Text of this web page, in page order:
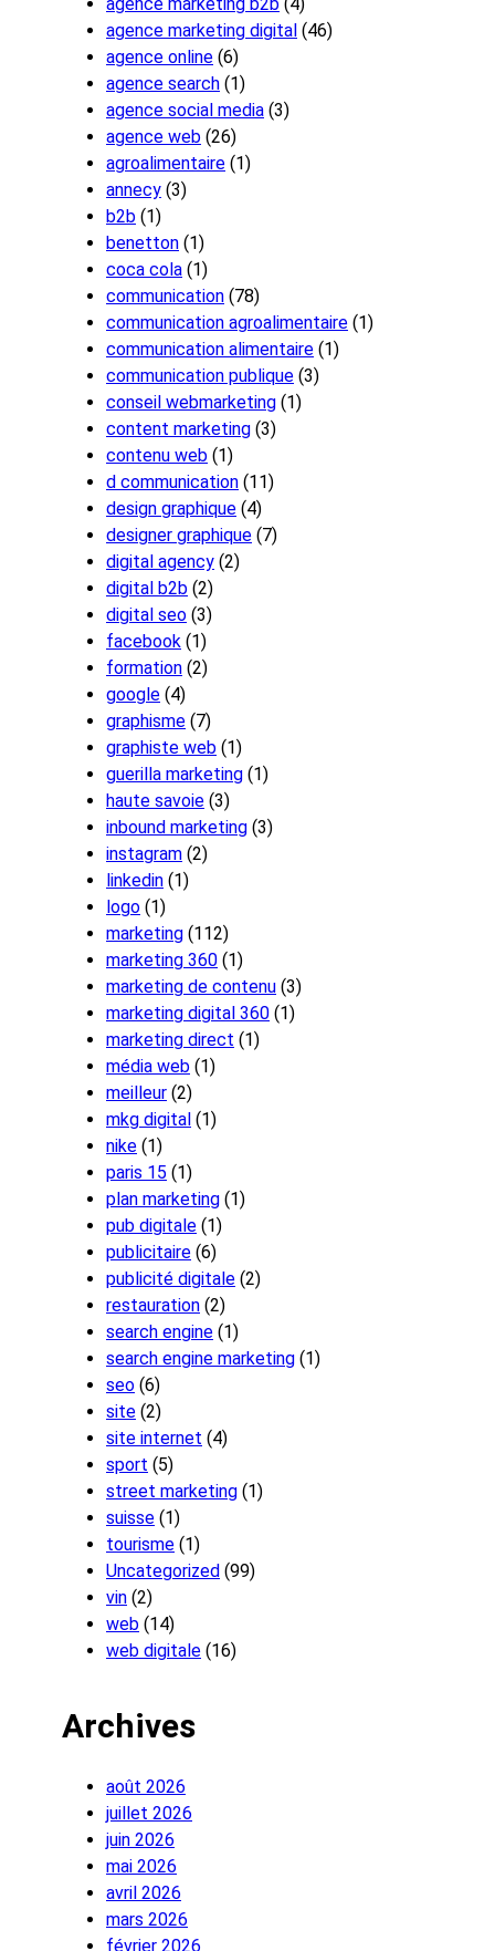
agence marketing digital (46)
agence online (6)
agence search (1)
agence social media (3)
agence web (26)
agroalimentaire (1)
annecy (3)
b2b (1)
benetton (1)
coca cola (1)
communication (78)
communication agroalimentaire (1)
communication alimentaire (1)
communication publique (3)
conseil webmarketing (1)
content marketing (3)
contenu web (1)
d communication (11)
design graphique (4)
designer graphique (7)
digital agency (2)
digital b2b (2)
digital seo (3)
facebook (1)
formation (2)
google (4)
graphisme (7)
graphiste web (1)
guerilla marketing (1)
haute savoie (3)
inbound marketing (3)
instagram (2)
linkedin (1)
logo (1)
marketing (112)
marketing 360 (1)
marketing de contenu (3)
marketing digital 360 (1)
marketing direct (1)
média web (1)
meilleur (2)
mkg digital (1)
nike (1)
paris 15 (1)
plan marketing (1)
pub digitale (1)
publicitaire (6)
publicité digitale (2)
restauration (2)
search engine (1)
search engine marketing (1)
seo (6)
site (2)
site internet (4)
sport (5)
street marketing (1)
suisse (1)
tourisme (1)
Uncategorized (99)
vin (2)
web (14)
web digitale (16)
Archives
août 2026
juillet 2026
juin 2026
mai 2026
avril 2026
mars 2026
février 2026